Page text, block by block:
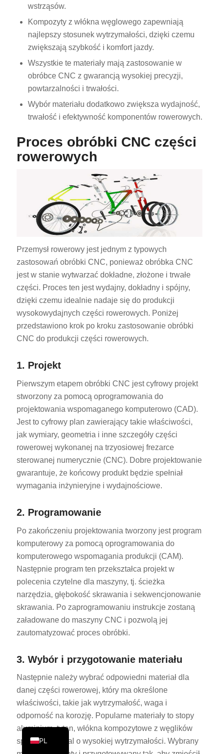
wstrząsów.
Kompozyty z włókna węglowego zapewniają
najlepszy stosunek wytrzymałości, dzięki czemu
zwiększają szybkość i komfort jazdy.
Wszystkie te materiały mają zastosowanie w
obróbce CNC z gwarancją wysokiej precyzji,
powtarzalności i trwałości.
Wybór materiału dodatkowo zwiększa wydajność,
trwałość i efektywność komponentów rowerowych.
Proces obróbki CNC części
rowerowych
Przemysł rowerowy jest jednym z typowych
zastosowań obróbki CNC, ponieważ obróbka CNC
jest w stanie wytwarzać dokładne, złożone i trwałe
części. Proces ten jest wydajny, dokładny i spójny,
dzięki czemu idealnie nadaje się do produkcji
wysokowydajnych części rowerowych. Poniżej
przedstawiono krok po kroku zastosowanie obróbki
CNC do produkcji części rowerowych.
1. Projekt
Pierwszym etapem obróbki CNC jest cyfrowy projekt
stworzony za pomocą oprogramowania do
projektowania wspomaganego komputerowo (CAD).
Jest to cyfrowy plan zawierający takie właściwości,
jak wymiary, geometria i inne szczegóły części
rowerowej wykonanej na trzyosiowej frezarce
sterowanej numerycznie (CNC). Dobre projektowanie
gwarantuje, że końcowy produkt będzie spełniał
wymagania inżynieryjne i wydajnościowe.
2. Programowanie
Po zakończeniu projektowania tworzony jest program
komputerowy za pomocą oprogramowania do
komputerowego wspomagania produkcji (CAM).
Następnie program ten przekształca projekt w
polecenia czytelne dla maszyny, tj. ścieżka
narzędzia, głębokość skrawania i sekwencjonowanie
skrawania. Po zaprogramowaniu instrukcje zostaną
załadowane do maszyny CNC i pozwolą jej
zautomatyzować proces obróbki.
3. Wybór i przygotowanie materiału
Następnie należy wybrać odpowiedni materiał dla
danej części rowerowej, który ma określone
właściwości, takie jak wytrzymałość, waga i
odporność na korozję. Popularne materiały to stopy
aluminium, tytan, włókna kompozytowe z węglików
spiekanych i stal o wysokiej wytrzymałości. Wybrany
PL
EN
IT
FR
DE
RU
AR
ES
JA
PT
CS
DA
EL
SV
HU
ES_MX